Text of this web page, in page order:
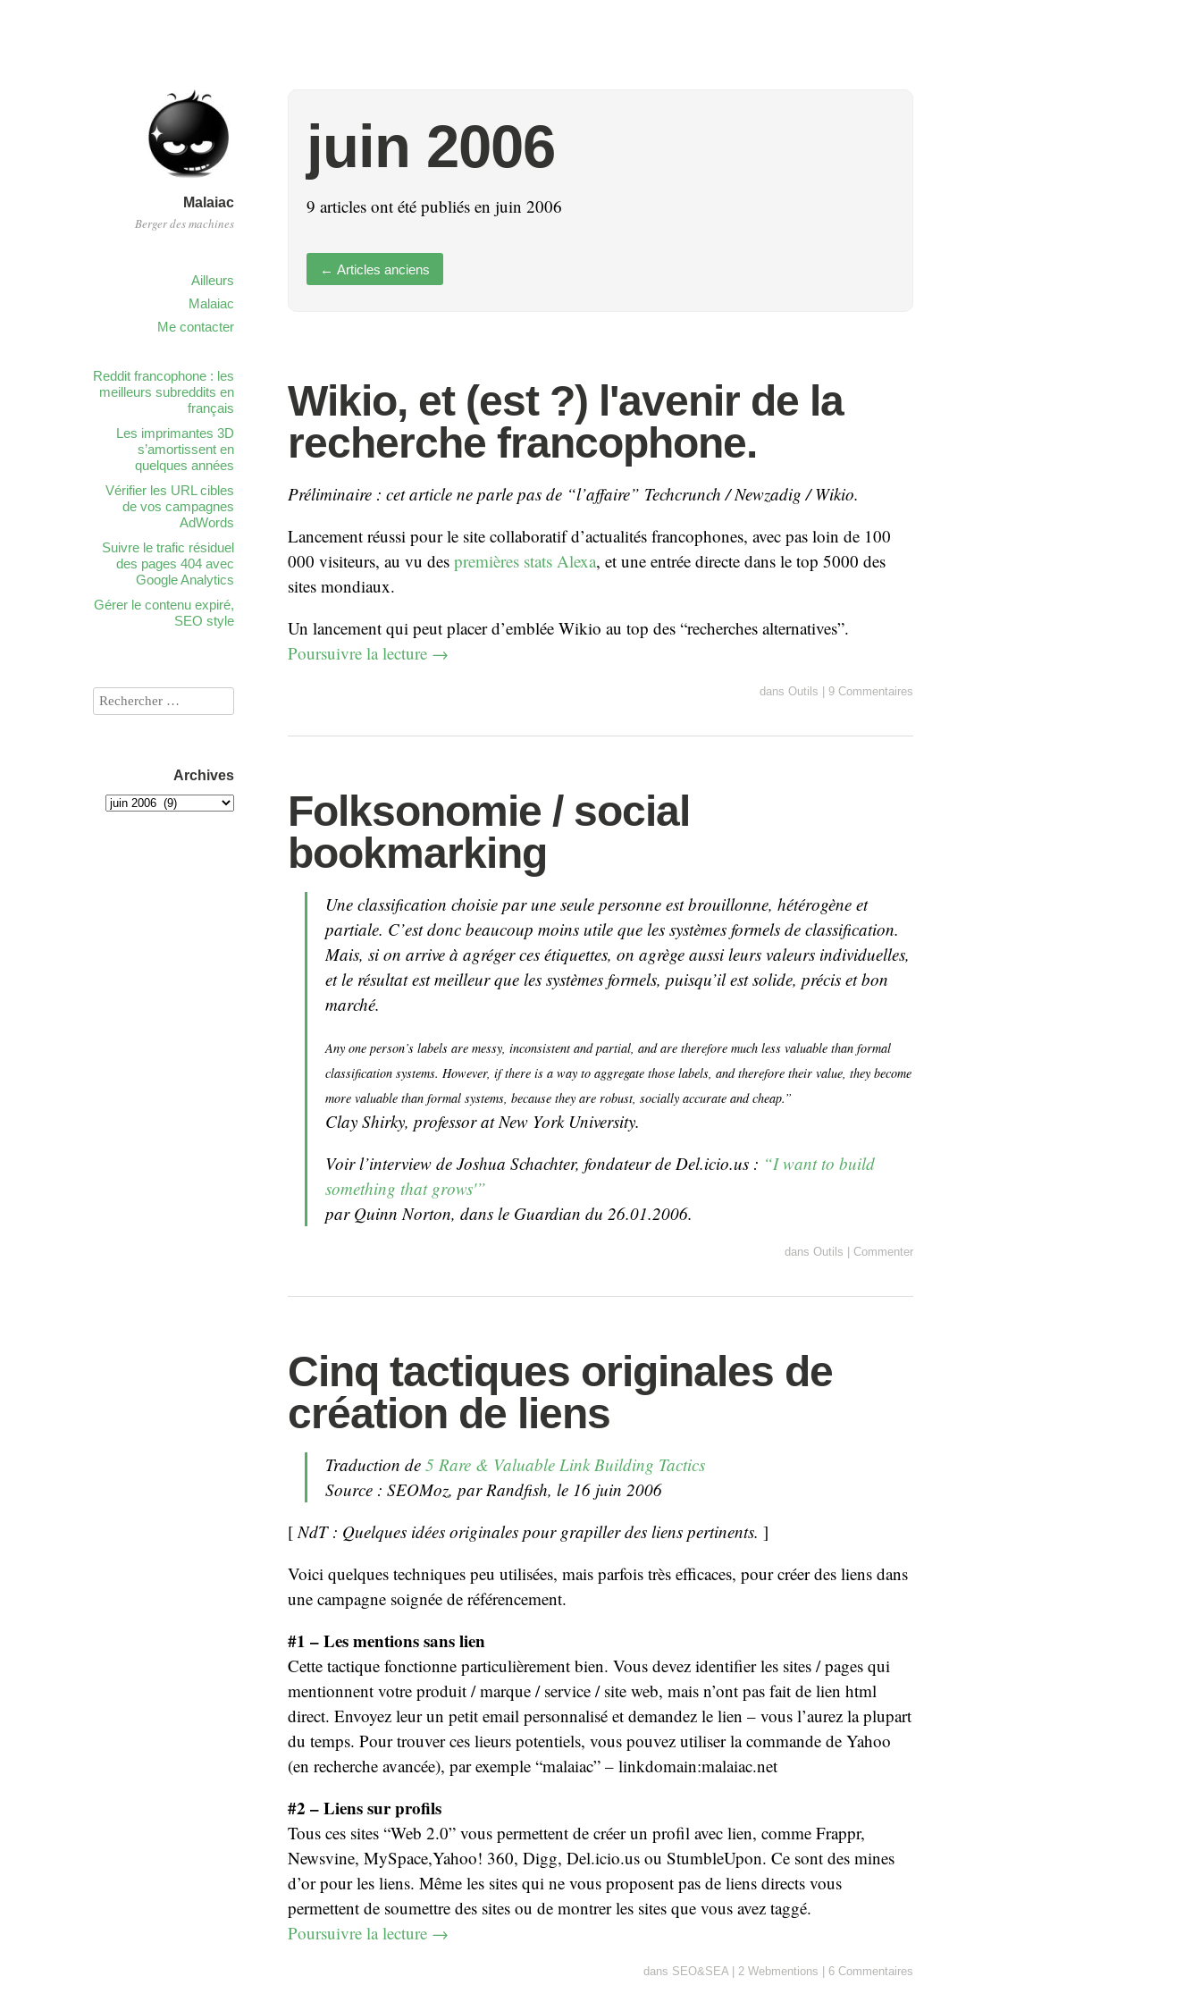
Malaiac
Berger des machines
Ailleurs
Malaiac
Me contacter
juin 2006
9 articles ont été publiés en juin 2006
← Articles anciens
Wikio, et (est ?) l'avenir de la
recherche francophone.
Préliminaire : cet article ne parle pas de “l’affaire” Techcrunch / Newzadig / Wikio.
Lancement réussi pour le site collaboratif d’actualités francophones, avec pas loin de 100
000 visiteurs, au vu des premières stats Alexa, et une entrée directe dans le top 5000 des
sites mondiaux.
Un lancement qui peut placer d’emblée Wikio au top des “recherches alternatives”.
Poursuivre la lecture →
dans Outils 9 Commentaires
Folksonomie / social
bookmarking
Une classification choisie par une seule personne est brouillonne, hétérogène et
partiale. C’est donc beaucoup moins utile que les systèmes formels de classification.
Mais, si on arrive à agréger ces étiquettes, on agrège aussi leurs valeurs individuelles,
et le résultat est meilleur que les systèmes formels, puisqu’il est solide, précis et bon
marché.
Any one person’s labels are messy, inconsistent and partial, and are therefore much less valuable than formal
classification systems. However, if there is a way to aggregate those labels, and therefore their value, they become
more valuable than formal systems, because they are robust, socially accurate and cheap.”
Clay Shirky, professor at New York University.
Voir l’interview de Joshua Schachter, fondateur de Del.icio.us : “I want to build
something that grows'”
par Quinn Norton, dans le Guardian du 26.01.2006.
dans Outils Commenter
Cinq tactiques originales de
création de liens
Traduction de 5 Rare & Valuable Link Building Tactics
Source : SEOMoz, par Randfish, le 16 juin 2006
[NdT : Quelques idées originales pour grapiller des liens pertinents. ]
Voici quelques techniques peu utilisées, mais parfois très efficaces, pour créer des liens dans
une campagne soignée de référencement.
#1 – Les mentions sans lien
Cette tactique fonctionne particulièrement bien. Vous devez identifier les sites / pages qui
mentionnent votre produit / marque / service / site web, mais n’ont pas fait de lien html
direct. Envoyez leur un petit email personnalisé et demandez le lien – vous l’aurez la plupart
du temps. Pour trouver ces lieurs potentiels, vous pouvez utiliser la commande de Yahoo
(en recherche avancée), par exemple “malaiac” – linkdomain:malaiac.net
#2 – Liens sur profils
Tous ces sites “Web 2.0” vous permettent de créer un profil avec lien, comme Frappr,
Newsvine, MySpace,Yahoo! 360, Digg, Del.icio.us ou StumbleUpon. Ce sont des mines
d’or pour les liens. Même les sites qui ne vous proposent pas de liens directs vous
permettent de soumettre des sites ou de montrer les sites que vous avez taggé.
Poursuivre la lecture →
dans SEO&SEA 2 Webmentions 6 Commentaires
Reddit francophone : les
meilleurs subreddits en
français
Les imprimantes 3D
s’amortissent en
quelques années
Vérifier les URL cibles
de vos campagnes
AdWords
Suivre le trafic résiduel
des pages 404 avec
Google Analytics
Gérer le contenu expiré,
SEO style
Archives